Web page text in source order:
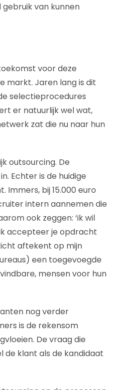
van kunnen
voor deze
markt. Jaren lang is dit
selectieprocedures
er natuurlijk wel wat,
zat die nu naar hun
outsourcing. De
Echter is de huidige
Immers, bij 15.000 euro
intern aannemen die
ook zeggen: ‘ik wil
accepteer je opdracht
aftekent op mijn
een toegevoegde
mensen voor hun
nog verder
is de rekensom
De vraag die
de klant als de kandidaat